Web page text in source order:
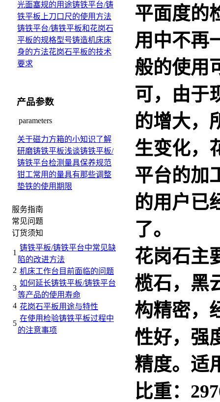
光面塞规的用途铸铁平台/铸
铁平板上刀口尺的使用方法
铸铁平台/铸铁平板和花岗石
平板的规格型号铸造机床床
身的方法花岗石平板的技术
要求
产品参数
parameters
关于磁力方箱的小知识了解
研磨铸铁平板浅谈铸铁平板/
铸铁平台检测量具保养规范
钳工常用的量具有那些调整
垫铁的使用期限
服务指南
常见问题
订货须知
1
铸铁平板/铸铁平台中常见缺
陷的改进方法
2 机床工作台目前面临的问题
3
如何延长铸铁平板/铸铁平台
等产品的使用寿命
4 花岗石平板用途与特性
5
在使用检验铸铁平板过程中
的注意事项
平面度的
用中不再
般的使用
可，由于
的增大，
生变化，
平台的加
的用户已
了。
花岗石主
榄石，黑
构精密，
性好，强
精度。适
比重：